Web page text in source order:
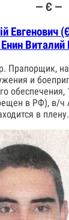
— Є —
Евгенович
Виталий
Прапорщик,
и
в РФ), в/ч
в